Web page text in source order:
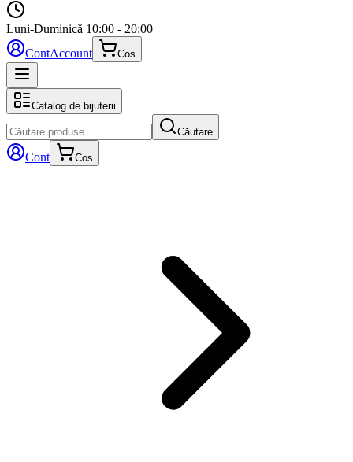
Luni-Duminică 10:00 - 20:00
ContAccount Cos
Catalog de bijuterii
Căutare
Cont Cos